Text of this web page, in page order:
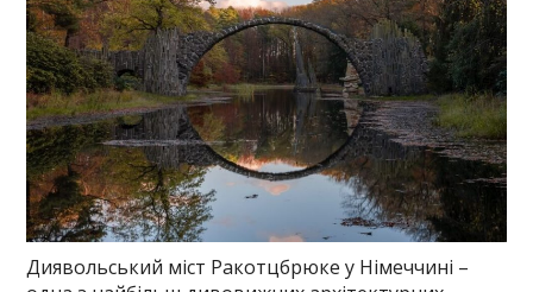
Диявольський міст Ракотцбрюке у Німеччині –